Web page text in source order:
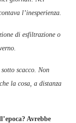
l’inesperienza.
di esfiltrazione o
scacco. Non
la cosa, a distanza
Avrebbe